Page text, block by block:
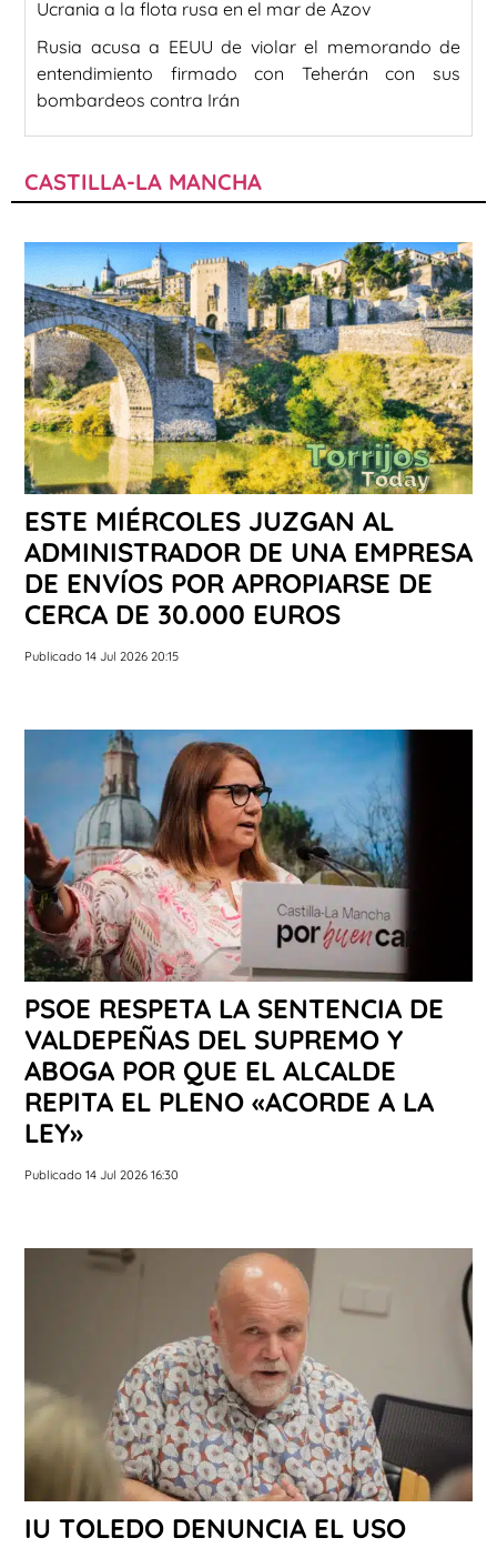
Ucrania a la flota rusa en el mar de Azov
Rusia acusa a EEUU de violar el memorando de
entendimiento firmado con Teherán con sus
bombardeos contra Irán
CASTILLA-LA MANCHA
ESTE MIÉRCOLES JUZGAN AL
ADMINISTRADOR DE UNA EMPRESA
DE ENVÍOS POR APROPIARSE DE
CERCA DE 30.000 EUROS
Publicado 14 Jul 2026 20:15
PSOE RESPETA LA SENTENCIA DE
VALDEPEÑAS DEL SUPREMO Y
ABOGA POR QUE EL ALCALDE
REPITA EL PLENO «ACORDE A LA
LEY»
Publicado 14 Jul 2026 16:30
IU TOLEDO DENUNCIA EL USO